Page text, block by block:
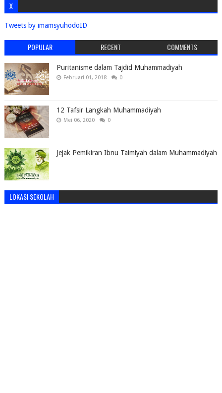
X
Tweets by imamsyuhodoID
POPULAR RECENT COMMENTS
Puritanisme dalam Tajdid Muhammadiyah
Februari 01, 2018 0
12 Tafsir Langkah Muhammadiyah
Mei 06, 2020 0
Jejak Pemikiran Ibnu Taimiyah dalam Muhammadiyah
LOKASI SEKOLAH